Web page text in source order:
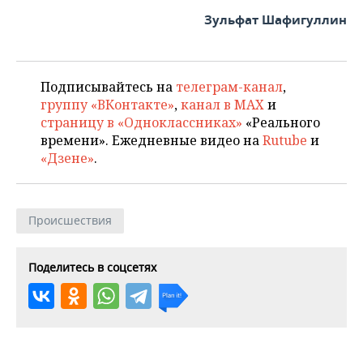
КИБЕРСПОРТ
ФИГУРНОЕ КАТАНИЕ
ВОДНЫЕ ВИДЫ СПОРТА
КУЛЬТУРА
МЕДИЦИНА
ОБРАЗОВАНИЕ
СПИСОК КОМПАНИЙ
Зульфат Шафигуллин
Подписывайтесь на телеграм-канал,
группу «ВКонтакте»,канал в MAXи
страницу в «Одноклассниках» «Реального
времени». Ежедневные видео наRutube и
«Дзене».
Происшествия
Поделитесь в соцсетях